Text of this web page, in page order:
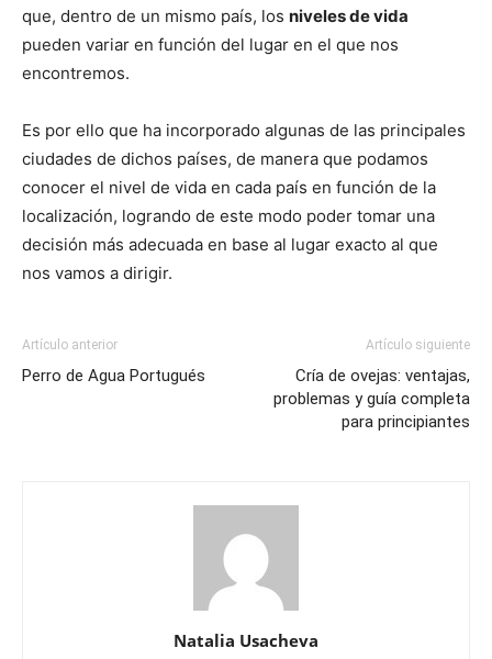
que, dentro de un mismo país, los niveles de vida
pueden variar en función del lugar en el que nos
encontremos.
Es por ello que ha incorporado algunas de las principales
ciudades de dichos países, de manera que podamos
conocer el nivel de vida en cada país en función de la
localización, logrando de este modo poder tomar una
decisión más adecuada en base al lugar exacto al que
nos vamos a dirigir.
Artículo anterior
Perro de Agua Portugués
Artículo siguiente
Cría de ovejas: ventajas,
problemas y guía completa
para principiantes
Natalia Usacheva